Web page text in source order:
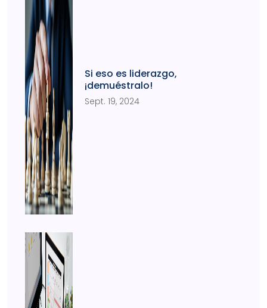
Si eso es liderazgo,
¡demuéstralo!
Sept. 19, 2024